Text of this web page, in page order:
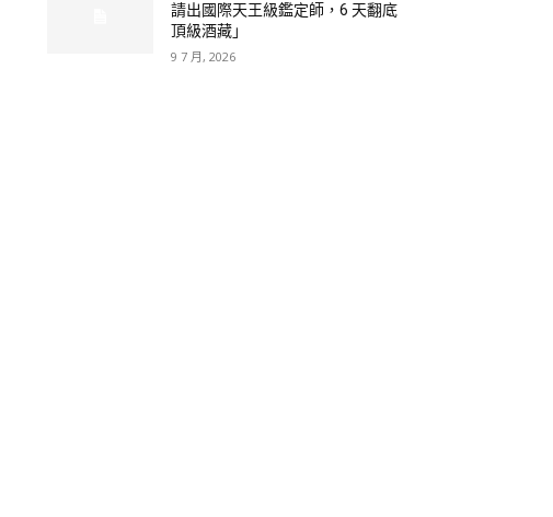
請出國際天王級鑑定師，6 天翻底
頂級酒藏」
9 7 月, 2026